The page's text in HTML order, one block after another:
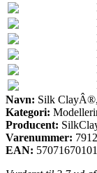
Navn: Silk ClayÂ®,
Kategori:
Producent:
Varenummer:
EAN: